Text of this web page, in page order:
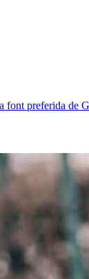
font preferida de